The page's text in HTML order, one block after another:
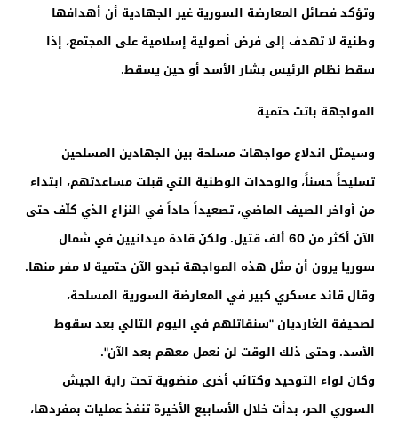
وتؤكد فصائل المعارضة السورية غير الجهادية أن أهدافها
وطنية لا تهدف إلى فرض أصولية إسلامية على المجتمع، إذا
سقط نظام الرئيس بشار الأسد أو حين يسقط.
المواجهة باتت حتمية
وسيمثل اندلاع مواجهات مسلحة بين الجهادين المسلحين
تسليحاً حسناً، والوحدات الوطنية التي قبلت مساعدتهم، ابتداء
من أواخر الصيف الماضي، تصعيداً حاداً في النزاع الذي كلّف حتى
الآن أكثر من 60 ألف قتيل. ولكنّ قادة ميدانيين في شمال
سوريا يرون أن مثل هذه المواجهة تبدو الآن حتمية لا مفر منها.
وقال قائد عسكري كبير في المعارضة السورية المسلحة،
لصحيفة الغارديان "سنقاتلهم في اليوم التالي بعد سقوط
الأسد. وحتى ذلك الوقت لن نعمل معهم بعد الآن".
وكان لواء التوحيد وكتائب أخرى منضوية تحت راية الجيش
السوري الحر، بدأت خلال الأسابيع الأخيرة تنفذ عمليات بمفردها،